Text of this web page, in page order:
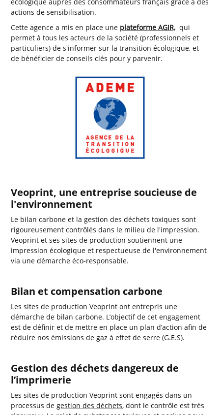
actions de sensibilisation.
Cette agence a mis en place une plateforme AGIR, qui
permet à tous les acteurs de la société (professionnels et
particuliers) de s'informer sur la transition écologique, et
de bénéficier de conseils clés pour y parvenir.
Veoprint, une entreprise soucieuse de
l'environnement
Le bilan carbone et la gestion des déchets toxiques sont
rigoureusement contrôlés dans le milieu de l'impression.
Veoprint et ses sites de production soutiennent une
impression écologique et respectueuse de l'environnement
via une démarche éco-responsable.
Bilan et compensation carbone
Les sites de production Veoprint ont entrepris une
démarche de bilan carbone. L’objectif de cet engagement
est de définir et de mettre en place un plan d’action afin de
réduire nos émissions de gaz à effet de serre (G.E.S).
Gestion des déchets dangereux de
l’imprimerie
Les sites de production Veoprint sont engagés dans un
processus degestion des déchets, dont le contrôle est très